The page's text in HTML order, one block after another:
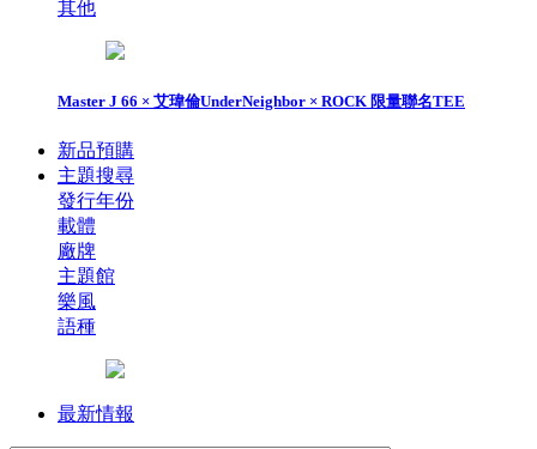
其他
Master J 66 × 艾瑋倫UnderNeighbor × ROCK 限量聯名TEE
新品預購
主題搜尋
發行年份
載體
廠牌
主題館
樂風
語種
最新情報